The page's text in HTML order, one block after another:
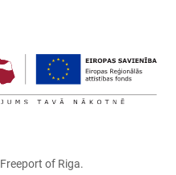
Freeport of Riga.